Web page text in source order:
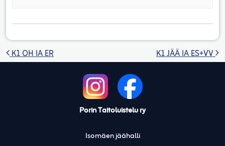
Artikkelien selaus
K1 OH IA ER K1 JÄÄ IA ES+VV
Porin Taitoluistelu ry
Isomäen jäähalli